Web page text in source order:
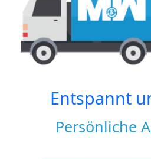
Entspannt
Persönliche